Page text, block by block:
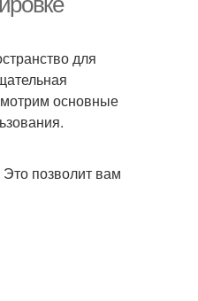
для
основные
позволит вам